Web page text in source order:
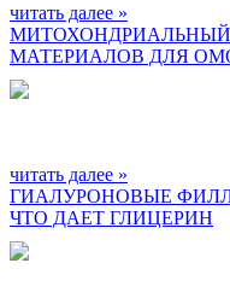
читать далее »
МАТЕРИАЛОВ ДЛЯ
читать далее »
ГИАЛУРОНОВЫЕ
ЧТО ДАЕТ ГЛИЦЕРИН